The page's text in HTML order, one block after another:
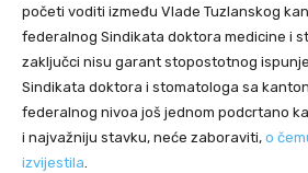
početi voditi između Vlade Tuzlanskog
federalnog Sindikata doktora medicine i
zaključci nisu garant stopostotnog
Sindikata doktora i stomatologa sa
federalnog nivoa još jednom podcrtano
i najvažniju stavku, neće zaboraviti, o
izvijestila.